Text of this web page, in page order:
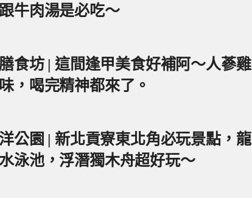
牛肉湯是必吃～
食坊 | 這間逢甲美食好補阿～人蔘雞
，喝完精神都來了。
公園 | 新北貢寮東北角必玩景點，龍
泳池，浮潛獨木舟超好玩～